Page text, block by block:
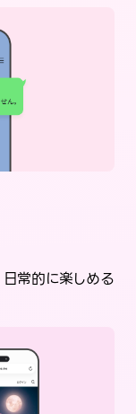
日常的に楽しめる